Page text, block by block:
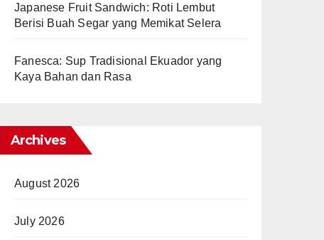
Japanese Fruit Sandwich: Roti Lembut
Berisi Buah Segar yang Memikat Selera
Fanesca: Sup Tradisional Ekuador yang
Kaya Bahan dan Rasa
Archives
August 2026
July 2026